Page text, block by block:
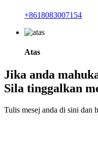
+8618083007154
Atas
Jika anda
Sila tinggalkan
Tulis mesej anda di sini dan